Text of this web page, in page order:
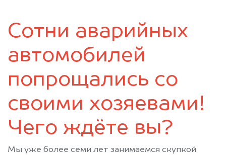
Сотни аварийных
автомобилей
попрощались со
своими хозяевами!
Чего ждёте вы?
Мы уже более семи лет занимаемся скупкой